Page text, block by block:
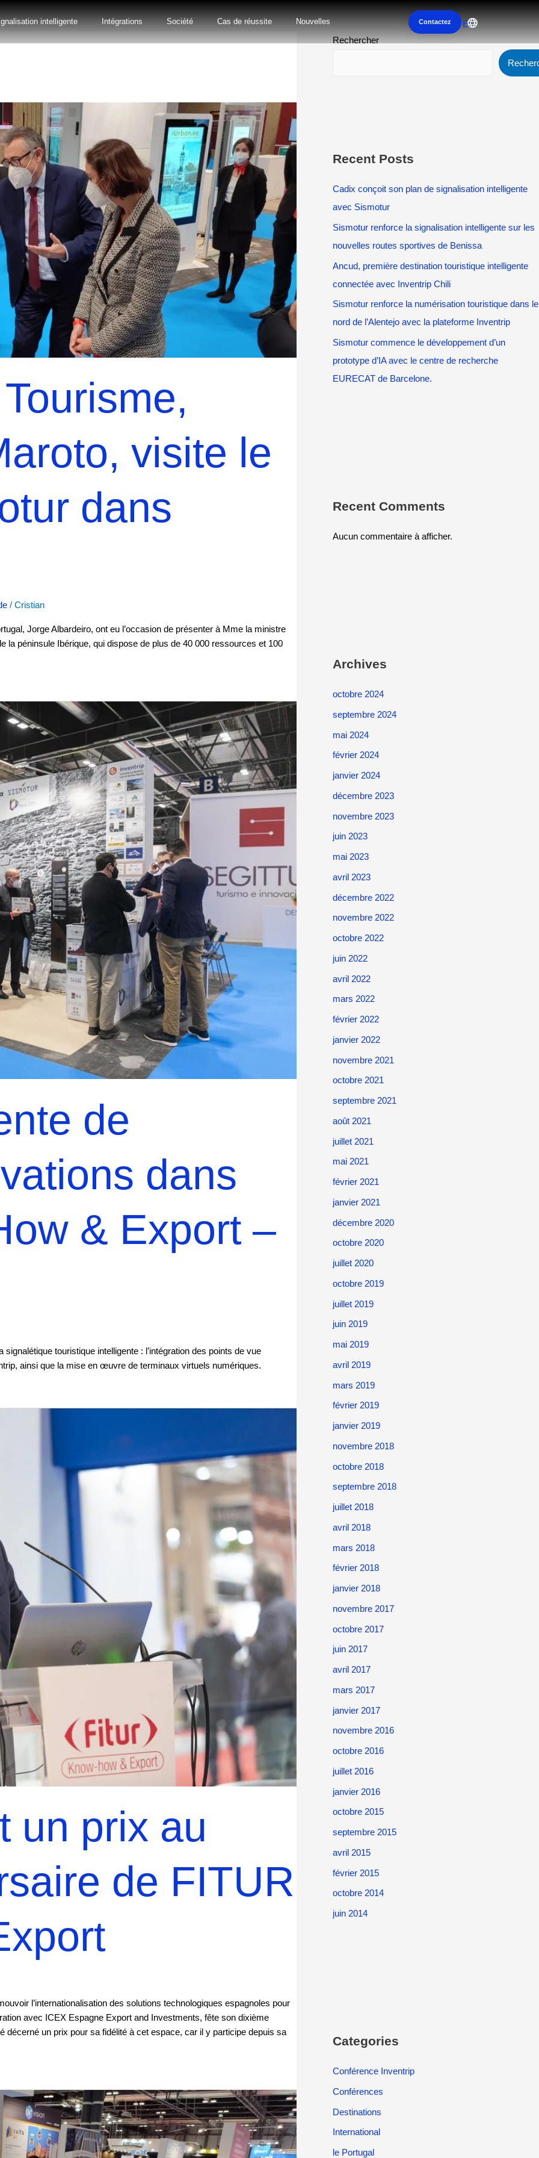
intelligente Intégrations Société Cas de réussite Nouvelles Contactez ES
visite le
dans
/ Cristian
Jorge Albardeiro, ont eu l’occasion de présenter à Mme la ministre
la péninsule Ibérique, qui dispose de plus de 40 000 ressources et 100
de
dans
& Export –
touristique intelligente : l’intégration des points de vue
ainsi que la mise en œuvre de terminaux virtuels numériques.
un prix au
de FITUR
l’internationalisation des solutions technologiques espagnoles pour
avec ICEX Espagne Export and Investments, fête son dixième
décerné un prix pour sa fidélité à cet espace, car il y participe depuis sa
Rechercher
Recent Posts
Cadix conçoit son plan de signalisation intelligente
avec Sismotur
Sismotur renforce la signalisation intelligente sur les
nouvelles routes sportives de Benissa
Ancud, première destination touristique intelligente
connectée avec Inventrip Chili
Sismotur renforce la numérisation touristique dans le
nord de l’Alentejo avec la plateforme Inventrip
Sismotur commence le développement d’un
prototype d’IA avec le centre de recherche
EURECAT de Barcelone.
Recent Comments
Aucun commentaire à afficher.
Archives
octobre 2024
septembre 2024
mai 2024
février 2024
janvier 2024
décembre 2023
novembre 2023
juin 2023
mai 2023
avril 2023
décembre 2022
novembre 2022
octobre 2022
juin 2022
avril 2022
mars 2022
février 2022
janvier 2022
novembre 2021
octobre 2021
septembre 2021
août 2021
juillet 2021
mai 2021
février 2021
janvier 2021
décembre 2020
octobre 2020
juillet 2020
octobre 2019
juillet 2019
juin 2019
mai 2019
avril 2019
mars 2019
février 2019
janvier 2019
novembre 2018
octobre 2018
septembre 2018
juillet 2018
avril 2018
mars 2018
février 2018
janvier 2018
novembre 2017
octobre 2017
juin 2017
avril 2017
mars 2017
janvier 2017
novembre 2016
octobre 2016
juillet 2016
janvier 2016
octobre 2015
septembre 2015
avril 2015
février 2015
octobre 2014
juin 2014
Categories
Conférence Inventrip
Conférences
Destinations
International
le Portugal